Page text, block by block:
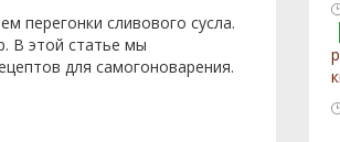
перегонки сливового сусла.
В этой статье мы
для самогоноварения.